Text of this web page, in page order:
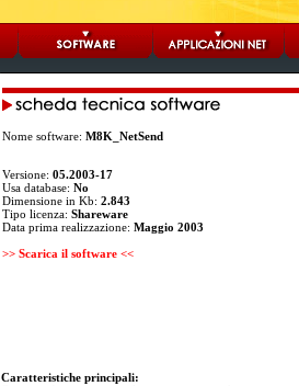
Nome software: M8K_NetSend
Versione: 05.2003-17
Usa database: No
Dimensione in Kb: 2.843
Tipo licenza: Shareware
Data prima realizzazione: Maggio 2003
>> Scarica il software <<
Caratteristiche principali: